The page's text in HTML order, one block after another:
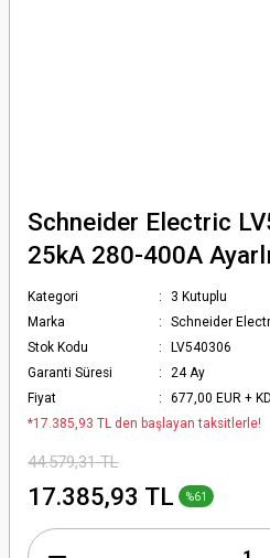
Schneider Electric
25kA 280-400A
Kategori
3 Kutuplu
Marka
Schneider
Stok Kodu
LV540306
Garanti Süresi
24 Ay
Fiyat
677,00 EUR +
*17.385,93 TL den başlayan taksitlerle!
44.579,31 TL
17.385,93 TL %61